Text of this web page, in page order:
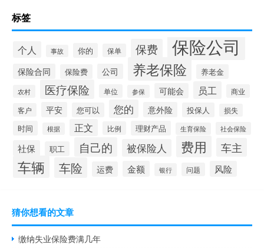
标签
个人 事故 你的 保单 保费 保险公司
保险合同 保险费 公司 养老保险 养老金
农村 医疗保险 单位 参保 可能会 员工
商业
客户
平安 您可以 您的 意外险 投保人 损失
时间 根据 正文 比例 理财产品 生育保险 社会保险
社保 职工 自己的 被保险人 费用 车主
车辆 车险 运费 金额 银行 问题 风险
猜你想看的文章
缴纳失业保险费满几年